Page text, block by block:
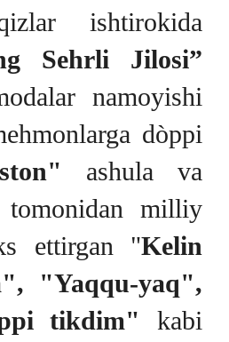
ishtirokida
Sehrli Jilosi”
namoyishi
dòppi
ashula va
tomonidan milliy
ettirgan "Kelin
"Yaqqu-yaq",
tikdim"
kabi